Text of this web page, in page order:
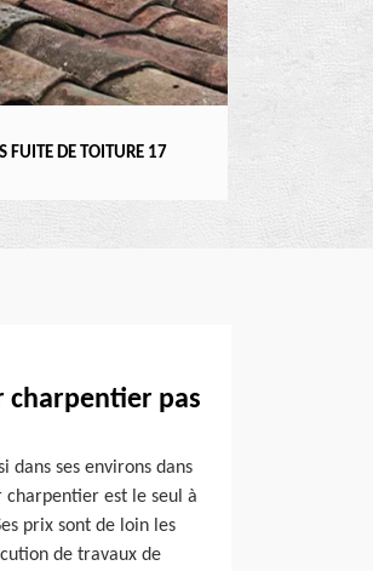
FUITE DE TOITURE 17
RÉPARATEUR,
charpentier pas
dans ses environs dans
charpentier est le seul à
prix sont de loin les
de travaux de